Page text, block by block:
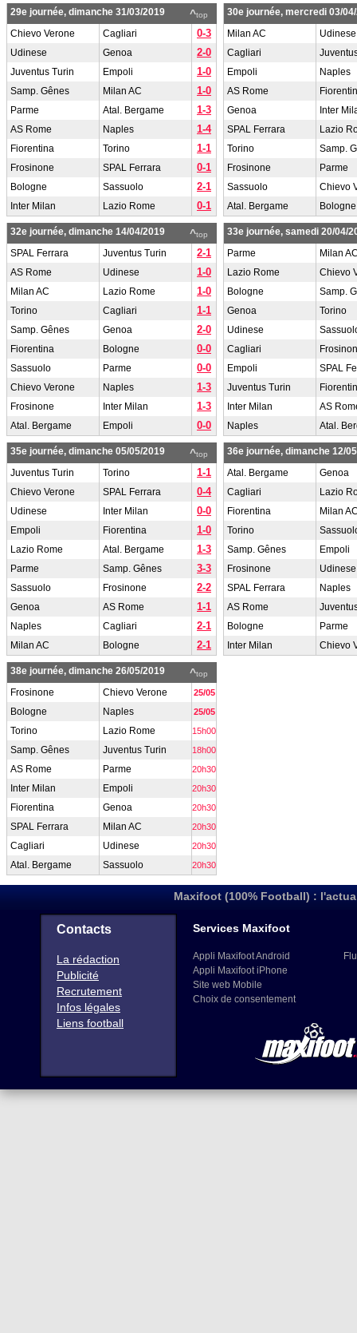
^top
29e journée, dimanche 31/03/2019
Chievo Verone
Cagliari 0-3
Udinese Genoa 2-0
Juventus Turin Empoli 1-0
Samp. Gênes Milan AC 1-0
Parme Atal. Bergame 1-3
AS Rome Naples 1-4
Fiorentina Torino 1-1
Frosinone SPAL Ferrara 0-1
Bologne Sassuolo 2-1
Inter Milan Lazio Rome 0-1
30e journée, mercredi 03/
Milan AC
Udinese
Cagliari
Empoli
Naples
AS Rome
Genoa
Inter
SPAL Ferrara
Lazio
Torino
Samp.
Frosinone
Parme
Sassuolo
Chievo
Atal. Bergame
Bologne
^top
32e journée, dimanche 14/04/2019
SPAL Ferrara
Juventus Turin 2-1
AS Rome Udinese 1-0
Milan AC Lazio Rome 1-0
Torino Cagliari 1-1
Samp. Gênes Genoa 2-0
Fiorentina Bologne 0-0
Sassuolo Parme 0-0
Chievo Verone Naples 1-3
Frosinone Inter Milan 1-3
Atal. Bergame Empoli 0-0
33e journée, samedi 20/04/
Parme
Milan
Lazio Rome
Chievo
Bologne
Samp.
Genoa
Torino
Udinese
Cagliari
Empoli
SPAL
Juventus Turin
Inter Milan
AS
Naples
Atal.
^top
35e journée, dimanche 05/05/2019
Juventus Turin
Torino 1-1
Chievo Verone SPAL Ferrara 0-4
Udinese Inter Milan 0-0
Empoli Fiorentina 1-0
Lazio Rome Atal. Bergame 1-3
Parme Samp. Gênes 3-3
Sassuolo Frosinone 2-2
Genoa AS Rome 1-1
Naples Cagliari 2-1
Milan AC Bologne 2-1
36e journée, dimanche 12/
Atal. Bergame
Genoa
Cagliari
Lazio
Fiorentina
Milan
Torino
Samp. Gênes
Empoli
Frosinone
Udinese
SPAL Ferrara
Naples
AS Rome
Bologne
Parme
Inter Milan
Chievo
^top
38e journée, dimanche 26/05/2019
Frosinone
Chievo Verone 25/05
Bologne Naples 25/05
Torino Lazio Rome 15h00
Samp. Gênes Juventus Turin 18h00
AS Rome Parme 20h30
Inter Milan Empoli 20h30
Fiorentina Genoa 20h30
SPAL Ferrara Milan AC 20h30
Cagliari Udinese 20h30
Atal. Bergame Sassuolo 20h30
Maxifoot (100% Football) :
Contacts
La rédaction
Publicité
Recrutement
Infos légales
Liens football
Services Maxifoot
Appli Maxifoot Android
Appli Maxifoot iPhone
Site web Mobile
Choix de consentement